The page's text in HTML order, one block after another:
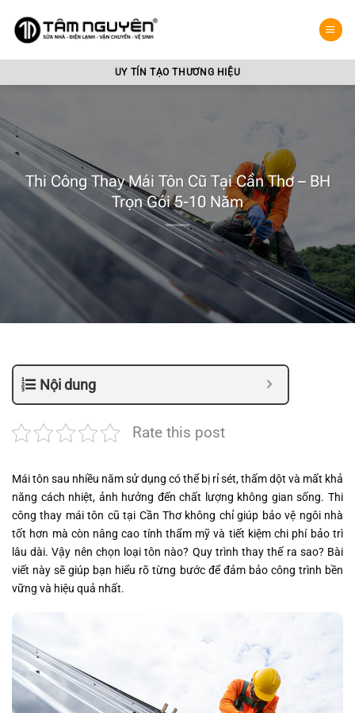
qua
dung
UY TÍN TẠO THƯƠNG HIỆU
Thi Công Thay Mái Tôn Cũ Tại Cần Thơ – BH
Trọn Gói 5-10 Năm
Nội dung
Rate this post
Mái tôn sau nhiều năm sử dụng có thể bị rỉ sét, thấm dột và mất khả
năng cách nhiệt, ảnh hưởng đến chất lượng không gian sống. Thi
công thay mái tôn cũ tại Cần Thơ không chỉ giúp bảo vệ ngôi nhà
tốt hơn mà còn nâng cao tính thẩm mỹ và tiết kiệm chi phí bảo trì
lâu dài. Vậy nên chọn loại tôn nào? Quy trình thay thế ra sao? Bài
viết này sẽ giúp bạn hiểu rõ từng bước để đảm bảo công trình bền
vững và hiệu quả nhất.